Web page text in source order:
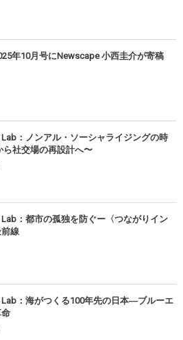
年10月号にNewscape 小西圭介が寄稿
：ノンアル・ソーシャライジングの時
ら社交場の再設計へ〜
：都市の孤独を防ぐー〈つながりイン
線
：海がつくる100年先の日本―ブルーエ
命